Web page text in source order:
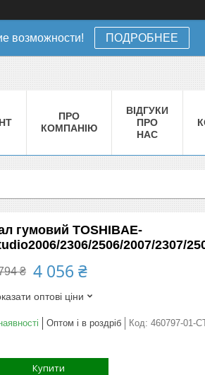
возможности! ПОДРОБНЕЕ
ПРО
КОМПАНІЮ
ВІДГУКИ
ПРО
НАС
гумовий TOSHIBAE-
2306/2506/2007/2307/
₴ 4 056 ₴
оптові ціни
Оптом і в роздріб Код: 460797-01-
Купити